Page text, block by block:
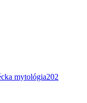
mytológia202